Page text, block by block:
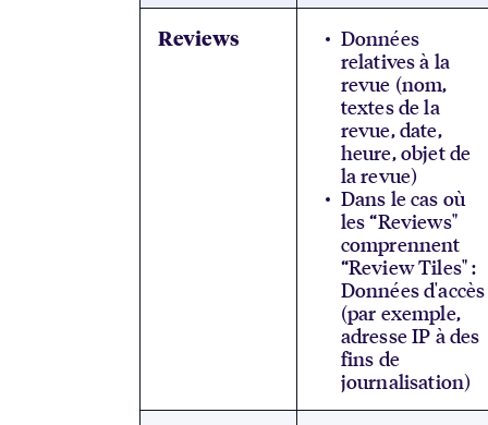
Reviews
Données
relatives à la
revue (nom,
textes de la
revue, date,
heure, objet de
la revue)
Dans le cas où
les “Reviews"
comprennent
“Review Tiles" :
Données d'accès
(par exemple,
adresse IP à des
fins de
journalisation)